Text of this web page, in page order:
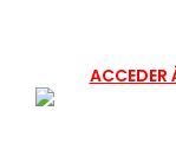
ACCEDER